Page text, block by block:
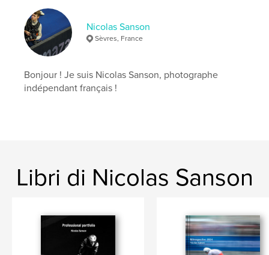
Cyclisme
Nicolas Sanson
Sèvres, France
Bonjour ! Je suis Nicolas Sanson, photographe
indépendant français !
Libri di Nicolas Sanson